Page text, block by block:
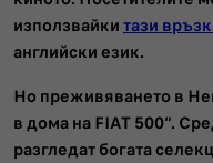
използвайкитази
английски език.
Но преживяването в
в дома на FIAT 500“.
разгледат богата